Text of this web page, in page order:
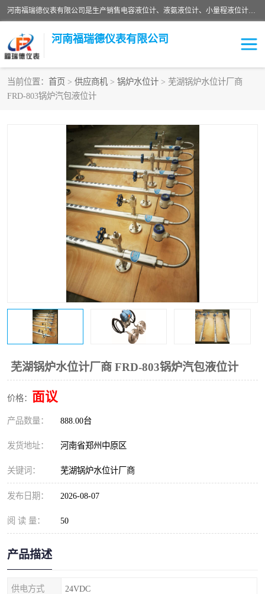
河南福瑞德仪表有限公司是生产销售电容液位计、液氨液位计、小量程液位计定制、智能锅炉水位计、液氮液位计等；并在产品开发、研制的过程中，吸取国内外仪器仪表的技术精华，建立了一支高、精、尖的科研开发队伍，使产品性能不断升级。
河南福瑞德仪表有限公司
当前位置： 首页 > 供应商机 > 锅炉水位计 > 芜湖锅炉水位计厂商
FRD-803锅炉汽包液位计
芜湖锅炉水位计厂商 FRD-803锅炉汽包液位计
价格： 面议
产品数量： 888.00台
发货地址： 河南省郑州中原区
关键词： 芜湖锅炉水位计厂商
发布日期： 2026-08-07
阅 读 量： 50
产品描述
供电方式 24VDC
液位计
流量传感器
液氮液位计
液位计传感器定制
物位计
测漏仪
锅炉水位计
智能锅炉水位计 电容液位计
流量仪表 加油站液位仪